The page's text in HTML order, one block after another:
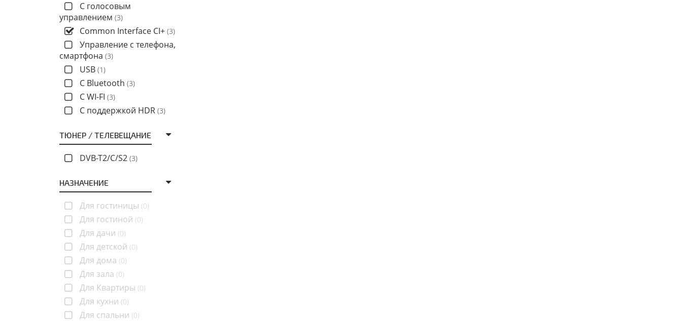
C голосовым
управлением (3)
Common Interface CI+ (3)
Управление с телефона,
смартфона (3)
USB (1)
С Bluetooth (3)
С WI-FI (3)
С поддержкой HDR (3)
ТЮНЕР / ТЕЛЕВЕЩАНИЕ
DVB-T2/C/S2 (3)
НАЗНАЧЕНИЕ
Для гостиницы (0)
Для гостиной (0)
Для дачи (0)
Для детской (0)
Для дома (0)
Для зала (0)
Для Квартиры (0)
Для кухни (0)
Для спальни (0)